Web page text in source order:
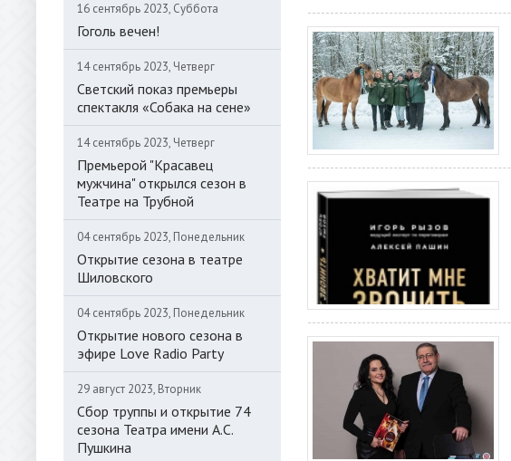
16 сентябрь 2023, Суббота
Гоголь вечен!
14 сентябрь 2023, Четверг
Светский показ премьеры
спектакля «Собака на сене»
14 сентябрь 2023, Четверг
Премьерой "Красавец
мужчина" открылся сезон в
Театре на Трубной
04 сентябрь 2023, Понедельник
Открытие сезона в театре
Шиловского
04 сентябрь 2023, Понедельник
Открытие нового сезона в
эфире Love Radio Party
29 август 2023, Вторник
Сбор труппы и открытие 74
сезона Театра имени А.С.
Пушкина